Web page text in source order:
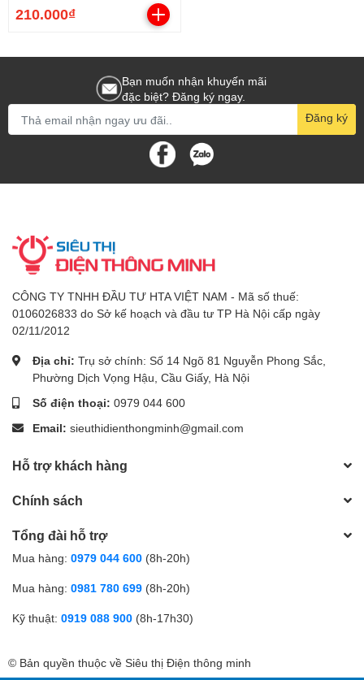
210.000₫
Bạn muốn nhận khuyến mãi
đặc biệt? Đăng ký ngay.
Đăng ký
CÔNG TY TNHH ĐẦU TƯ HTA VIỆT NAM - Mã số thuế:
0106026833 do Sở kế hoạch và đầu tư TP Hà Nội cấp ngày
02/11/2012
Địa chỉ: Trụ sở chính: Số 14 Ngõ 81 Nguyễn Phong Sắc,
Phường Dịch Vọng Hậu, Cầu Giấy, Hà Nội
Số điện thoại: 0979 044 600
Email: sieuthidienthongminh@gmail.com
Hỗ trợ khách hàng
Chính sách
Tổng đài hỗ trợ
Mua hàng: 0979 044 600 (8h-20h)
Mua hàng: 0981 780 699 (8h-20h)
Kỹ thuật: 0919 088 900 (8h-17h30)
© Bản quyền thuộc về Siêu thị Điện thông minh